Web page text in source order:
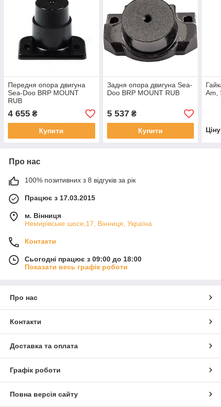
Передня опора двигуна
Sea-Doo BRP MOUNT
RUB
4 655 ₴
Купити
Задня опора двигуна Sea-
Doo BRP MOUNT RUB
5 537₴
Купити
Am,
Про нас
100% позитивних з 8 відгуків за рік
Працює з 17.03.2015
м. Вінниця
Немирівське шосе,17, Вінниця, Україна
Контакти
Сьогодні працює з 09:00 до 18:00
Показати весь графік роботи
Про нас
Контакти
Доставка та оплата
Графік роботи
Повна версія сайту